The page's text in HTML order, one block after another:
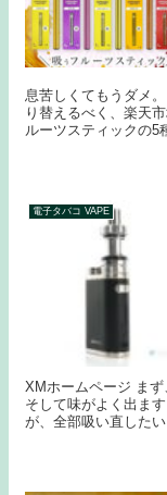
息苦しくてもうダメ。 タバコを禁煙してノーニコチンのVAPEに切
り替えるべく、楽天市
ルーツスティックの5
電子タバコ VAPE
XMホームページ まず、出力が違うのでミストの出方が半端ないです
そして味がよく出ます 自作リキッドのレビューをしていたのです
が、全部吸い直したいくらい別物で